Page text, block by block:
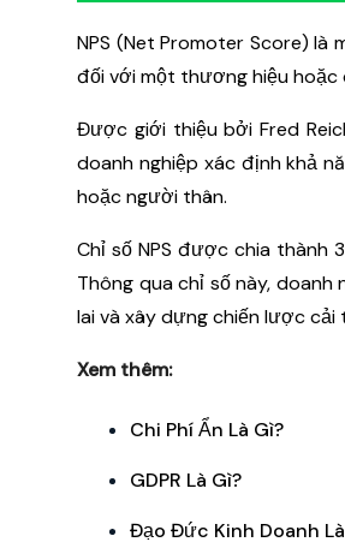
NPS (Net Promoter Score)
đối với một thương hiệu hoặc
Được giới thiệu bởi Fred
doanh nghiệp xác định khả
hoặc người thân.
Chỉ số NPS được chia thành
Thông qua chỉ số này,
lai và xây dựng chiến lược cải
Xem thêm:
Chi Phí Ẩn Là Gì?
GDPR Là Gì?
Đạo Đức Kinh Doanh